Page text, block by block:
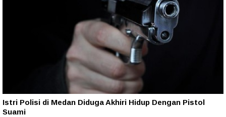
Istri Polisi di Medan Diduga Akhiri Hidup Dengan Pistol
Suami